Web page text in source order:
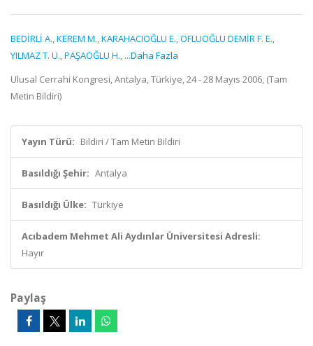
BEDİRLİ A.,KEREM M.,KARAHACIOĞLU E.,OFLUOĞLU DEMİR F. E.,
YILMAZ T. U.,PAŞAOĞLU H., ...Daha Fazla
Ulusal Cerrahi Kongresi, Antalya, Türkiye, 24 - 28 Mayıs 2006, (Tam
Metin Bildiri)
Yayın Türü: Bildiri / Tam Metin Bildiri
Basıldığı Şehir: Antalya
Basıldığı Ülke: Türkiye
Acıbadem Mehmet Ali Aydınlar Üniversitesi Adresli:
Hayır
Paylaş